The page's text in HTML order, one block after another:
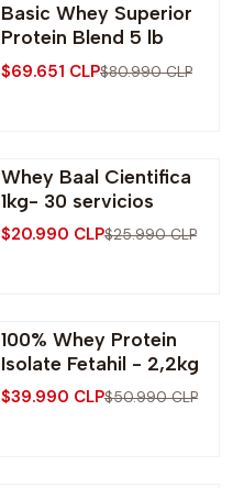
-14% OFF
Basic Whey Superior
Protein Blend 5 lb
$69.651 CLP$80.990 CLP
-19% OFF
Agotado
Whey Baal Cientifica
1kg- 30 servicios
$20.990 CLP$25.990 CLP
-22% OFF
100% Whey Protein
Isolate Fetahil - 2,2kg
$39.990 CLP$50.990 CLP